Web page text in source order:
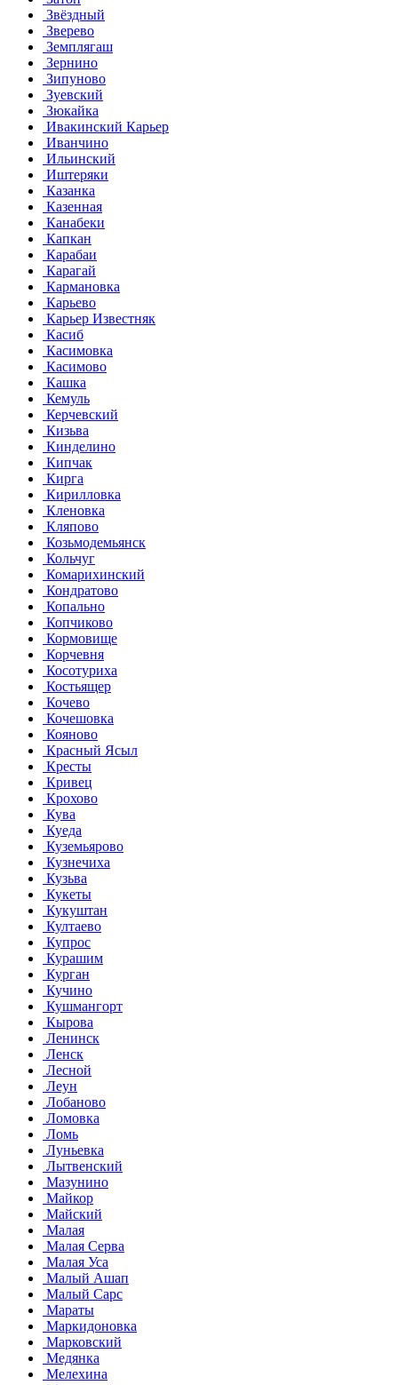
Звёздный
Зверево
Земплягаш
Зернино
Зипуново
Зуевский
Зюкайка
Ивакинский Карьер
Иванчино
Ильинский
Иштеряки
Казанка
Казенная
Канабеки
Капкан
Карабаи
Карагай
Кармановка
Карьево
Карьер Известняк
Касиб
Касимовка
Касимово
Кашка
Кемуль
Керчевский
Кизьва
Кинделино
Кипчак
Кирга
Кирилловка
Кленовка
Кляпово
Козьмодемьянск
Кольчуг
Комарихинский
Кондратово
Копально
Копчиково
Кормовище
Корчевня
Косотуриха
Костьящер
Кочево
Кочешовка
Кояново
Красный Ясыл
Кресты
Кривец
Крохово
Кува
Куеда
Куземьярово
Кузнечиха
Кузьва
Кукеты
Кукуштан
Култаево
Купрос
Курашим
Курган
Кучино
Кушмангорт
Кырова
Ленинск
Ленск
Лесной
Леун
Лобаново
Ломовка
Ломь
Луньевка
Лытвенский
Мазунино
Майкор
Майский
Малая
Малая Серва
Малая Уса
Малый Ашап
Малый Сарс
Мараты
Маркидоновка
Марковский
Медянка
Мелехина